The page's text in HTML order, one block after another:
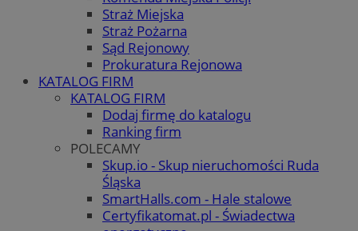
Straż Miejska
Straż Pożarna
Sąd Rejonowy
Prokuratura Rejonowa
KATALOG FIRM
KATALOG FIRM
Dodaj firmę do katalogu
Ranking firm
POLECAMY
Skup.io - Skup nieruchomości Ruda
Śląska
SmartHalls.com - Hale stalowe
Certyfikatomat.pl - Świadectwa